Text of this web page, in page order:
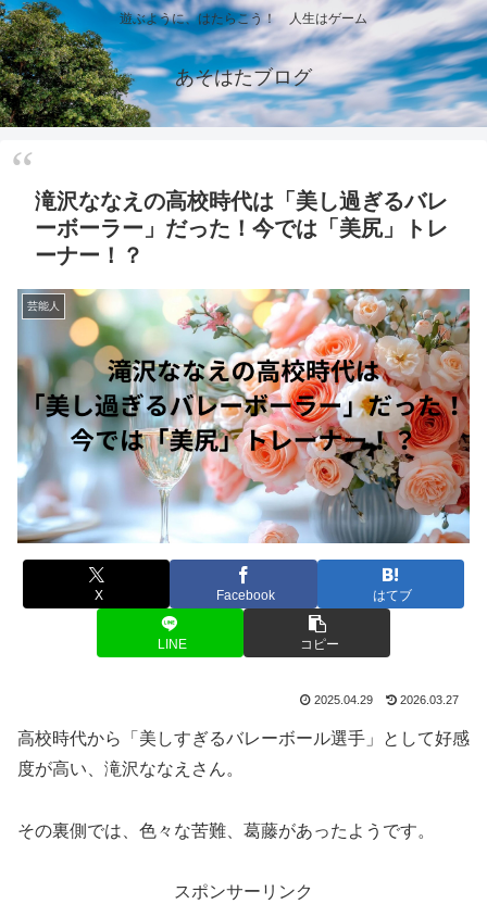
遊ぶように、はたらこう！ 人生はゲーム
あそはたブログ
滝沢ななえの高校時代は「美し過ぎるバレ
ーボーラー」だった！今では「美尻」トレ
ーナー！？
芸能人
X Facebook はてブ
LINE コピー
2025.04.29 2026.03.27
高校時代から「美しすぎるバレーボール選手」として好感
度が高い、滝沢ななえさん。
その裏側では、色々な苦難、葛藤があったようです。
スポンサーリンク